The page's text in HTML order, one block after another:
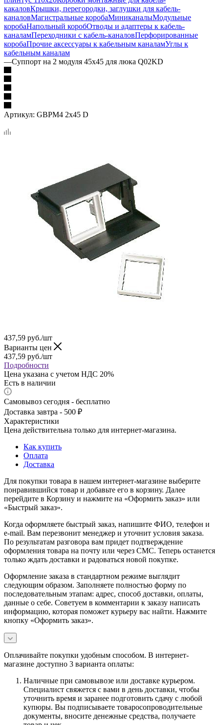
какаловКрышки, перегородки, заглушки для кабель-
каналовМагистральные коробаМиниканалыМодульные
коробаНапольный коробОтводы и адаптеры к кабель-
каналамПереходники с кабель-каналовПерфорированные
коробаПрочие аксессуары к кабельным каналамУглы к
кабельным каналам
—Суппорт на 2 модуля 45х45 для люка Q02KD
Артикул: GBPM4 2х45 D
437,59 руб./шт
Варианты цен
437,59 руб./шт
Подробности
Цена указана с учетом НДС 20%
Есть в наличии
Самовывоз сегодня - бесплатно
Доставка завтра - 500 ₽
Характеристики
Цена действительна только для интернет-магазина.
Как купить
Оплата
Доставка
Для покупки товара в нашем интернет-магазине выберите
понравившийся товар и добавьте его в корзину. Далее
перейдите в Корзину и нажмите на «Оформить заказ» или
«Быстрый заказ».
Когда оформляете быстрый заказ, напишите ФИО, телефон и
e-mail. Вам перезвонит менеджер и уточнит условия заказа.
По результатам разговора вам придет подтверждение
оформления товара на почту или через СМС. Теперь останется
только ждать доставки и радоваться новой покупке.
Оформление заказа в стандартном режиме выглядит
следующим образом. Заполняете полностью форму по
последовательным этапам: адрес, способ доставки, оплаты,
данные о себе. Советуем в комментарии к заказу написать
информацию, которая поможет курьеру вас найти. Нажмите
кнопку «Оформить заказ».
Оплачивайте покупки удобным способом. В интернет-
магазине доступно 3 варианта оплаты:
Наличные при самовывозе или доставке курьером.
Специалист свяжется с вами в день доставки, чтобы
уточнить время и заранее подготовить сдачу с любой
купюры. Вы подписываете товаросопроводительные
документы, вносите денежные средства, получаете